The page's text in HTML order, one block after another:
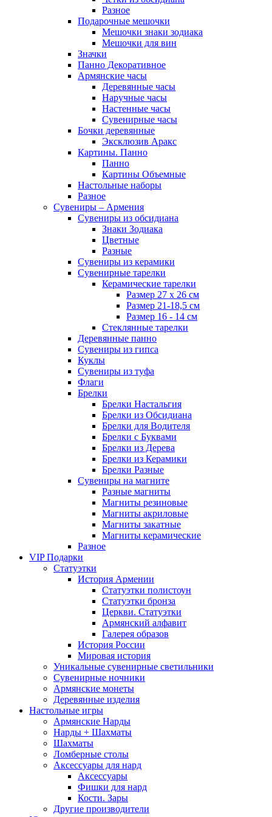
Разное
Подарочные мешочки
Мешочки знаки зодиака
Мешочки для вин
Значки
Панно Декоративное
Армянские часы
Деревянные часы
Наручные часы
Настенные часы
Сувенирные часы
Бочки деревянные
Эксклюзив Аракс
Картины. Панно
Панно
Картины Объемные
Настольные наборы
Разное
Сувениры – Армения
Сувениры из обсидиана
Знаки Зодиака
Цветные
Разные
Сувениры из керамики
Сувенирные тарелки
Керамические тарелки
Размер 27 х 26 см
Размер 21-18,5 см
Размер 16 - 14 см
Стеклянные тарелки
Деревянные панно
Сувениры из гипса
Куклы
Сувениры из туфа
Флаги
Брелки
Брелки Настальгия
Брелки из Обсидиана
Брелки для Водителя
Брелки с Буквами
Брелки из Дерева
Брелки из Керамики
Брелки Разные
Сувениры на магните
Разные магниты
Магниты резиновые
Магниты акриловые
Магниты закатные
Магниты керамические
Разное
VIP Подарки
Статуэтки
История Армении
Статуэтки полистоун
Статуэтки бронза
Церкви. Статуэтки
Армянский алфавит
Галерея образов
История России
Мировая история
Уникальные сувенирные светильники
Сувенирные ночники
Армянские монеты
Деревянные изделия
Настольные игры
Армянские Нарды
Нарды + Шахматы
Шахматы
Ломберные столы
Аксессуары для нард
Аксессуары
Фишки для нард
Кости. Зары
Другие производители